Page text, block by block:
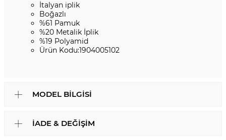
İtalyan iplik
Boğazlı
%61 Pamuk
%20 Metalik İplik
%19 Polyamid
Ürün Kodu:1904005102
MODEL BILGISI
İADE & DEĞIŞIM